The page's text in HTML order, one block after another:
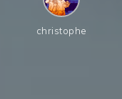
christophe